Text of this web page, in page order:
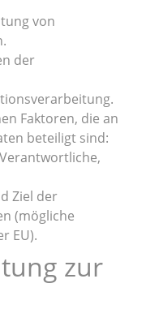
von
der
Faktoren, die an
beteiligt sind:
Ziel der
(mögliche
EU).
zur